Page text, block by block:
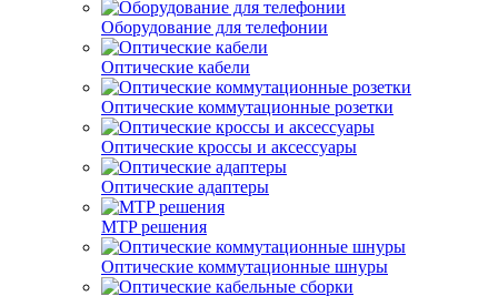
Оборудование для телефонии
Оптические кабели
Оптические коммутационные розетки
Оптические кроссы и аксессуары
Оптические адаптеры
MTP решения
Оптические коммутационные шнуры